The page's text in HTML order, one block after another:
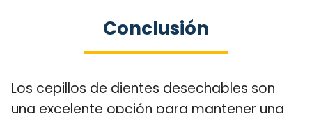
Conclusión
Los cepillos de dientes desechables son
una excelente opción para mantener una